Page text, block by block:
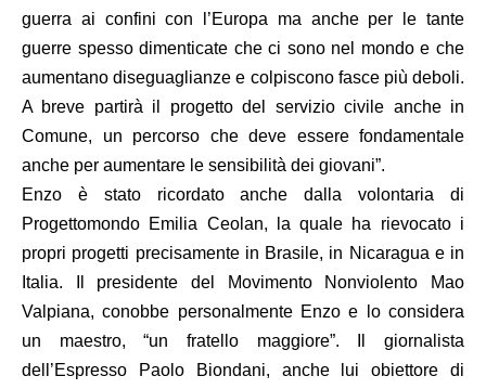
guerra ai confini con l’Europa ma anche per le tante
guerre spesso dimenticate che ci sono nel mondo e che
aumentano diseguaglianze e colpiscono fasce più deboli.
A breve partirà il progetto del servizio civile anche in
Comune, un percorso che deve essere fondamentale
anche per aumentare le sensibilità dei giovani”.
Enzo è stato ricordato anche dalla volontaria di
Progettomondo Emilia Ceolan, la quale ha rievocato i
propri progetti precisamente in Brasile, in Nicaragua e in
Italia. Il
presidente del Movimento Nonviolento
Mao
Valpiana, conobbe personalmente Enzo e lo considera
un maestro, “un fratello maggiore”. Il giornalista
dell’Espresso
Paolo Biondani, anche lui obiettore di